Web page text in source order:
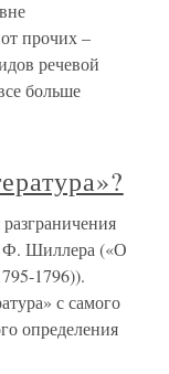
прочих –
речевой
больше
Ф. Шиллера («О
1796)).
с самого
определения